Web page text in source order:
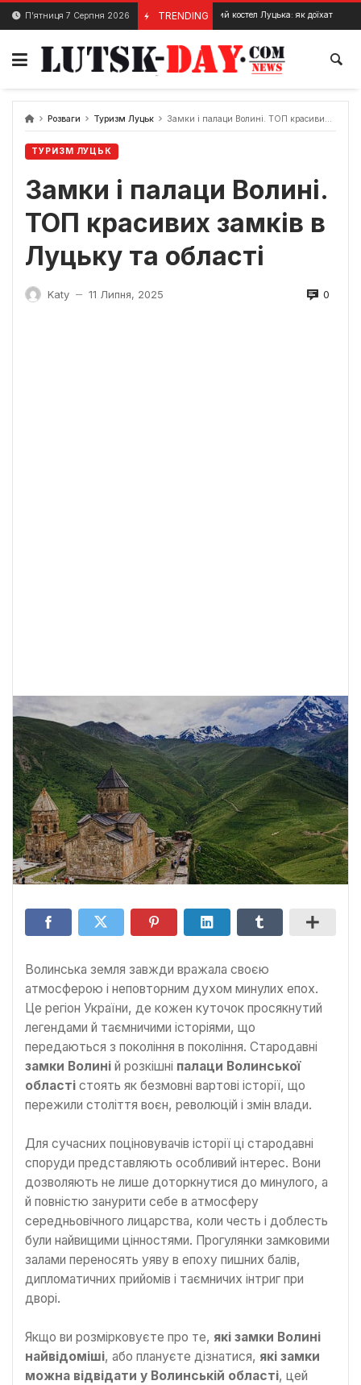
Skip
content
П’ятниця 7 Серпня 2026 TRENDING
22 Січня, 2024 Кафедральний костел Луцька: як доїхати, що побачити
Розваги Туризм Луцьк Замки і палаци Волині. ТОП красивих замків в Луцьку та області
ТУРИЗМ ЛУЦЬК
Замки і палаци Волині.
ТОП красивих замків в
Луцьку та області
Katy — 11 Липня, 2025 0
Волинська земля завжди вражала своєю
атмосферою і неповторним духом минулих епох.
Це регіон України, де кожен куточок просякнутий
легендами й таємничими історіями, що
передаються з покоління в покоління. Стародавні
замки Волині й розкішні палаци Волинської
області стоять як безмовні вартові історії, що
пережили століття воєн, революцій і змін влади.
Для сучасних поціновувачів історії ці стародавні
споруди представляють особливий інтерес. Вони
дозволяють не лише доторкнутися до минулого, а
й повністю занурити себе в атмосферу
середньовічного лицарства, коли честь і доблесть
були найвищими цінностями. Прогулянки замковими
залами переносять уяву в епоху пишних балів,
дипломатичних прийомів і таємничих інтриг при
дворі.
Якщо ви розмірковуєте про те, які замки Волині
найвідоміші, або плануєте дізнатися, які замки
можна відвідати у Волинській області, цей